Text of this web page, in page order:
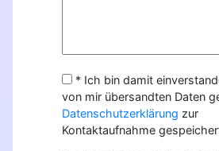
* Ich bin damit
von mir übersandten Daten
Datenschutzerklärung zur
Kontaktaufnahme